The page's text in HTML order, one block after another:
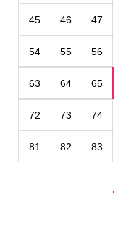
45 46 47
54 55 56
63 64 65
72 73 74
81 82 83